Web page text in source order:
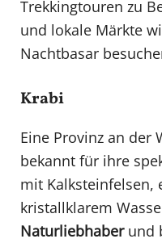
Trekkingtouren zu
und lokale Märkte
Nachtbasar
Krabi
Eine Provinz an der
bekannt für ihre
mit Kalksteinfelsen,
kristallklarem
Naturliebhaberund